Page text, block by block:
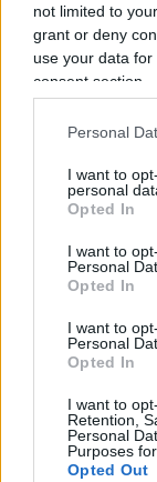
not limited to
grant or deny
use your data
consent section.
Personal
I want to
personal
Opted In
I want to
Personal
Opted In
I want to
Personal
Opted In
I want to
Retention,
Personal
Purposes
Opted Out
“E’ meno
tempo breve,
che rimanere,
del mare ma
Questo
rischia, se
dovesse
mercato
Tutti i
figli del
accesso al